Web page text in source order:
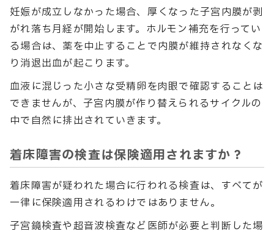
妊娠が成立しなかった場合、厚くなった子宮内膜が剥
がれ落ち月経が開始します。ホルモン補充を行ってい
る場合は、薬を中止することで内膜が維持されなくな
り消退出血が起こります。
血液に混じった小さな受精卵を肉眼で確認することは
できませんが、子宮内膜が作り替えられるサイクルの
中で自然に排出されていきます。
着床障害の検査は保険適用されますか？
着床障害が疑われた場合に行われる検査は、すべてが
一律に保険適用されるわけではありません。
子宮鏡検査や超音波検査など医師が必要と判断した場